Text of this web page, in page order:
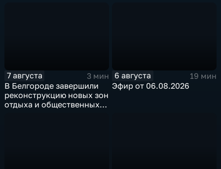
7 августа
3 мин
В Белгороде завершили
реконструкцию новых зон
отдыха и общественных
6 августа
19 мин
Эфир от 06.08.2026